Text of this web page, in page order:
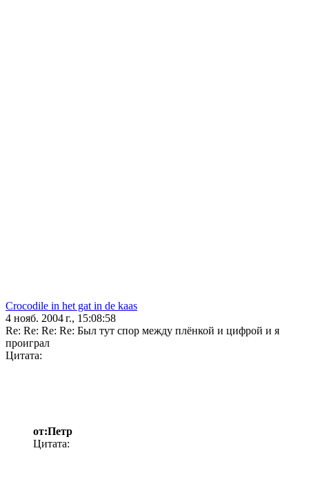
Crocodile in het gat in de kaas
4 нояб. 2004 г., 15:08:58
Re: Re: Re: Re: Был тут спор между плёнкой и цифрой и я
проиграл
Цитата:
от:Петр
Цитата: